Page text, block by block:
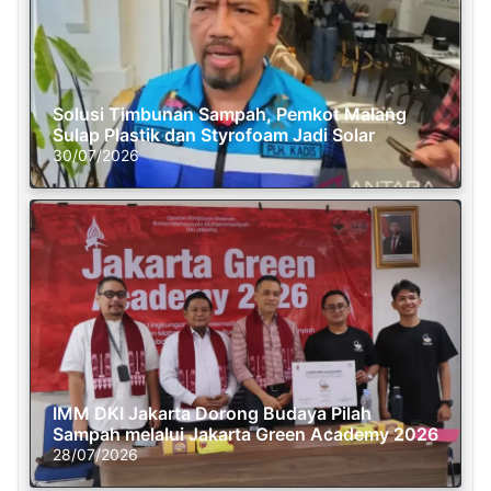
Solusi Timbunan Sampah, Pemkot Malang
Sulap Plastik dan Styrofoam Jadi Solar
30/07/2026
IMM DKI Jakarta Dorong Budaya Pilah
Sampah melalui Jakarta Green Academy 2026
28/07/2026